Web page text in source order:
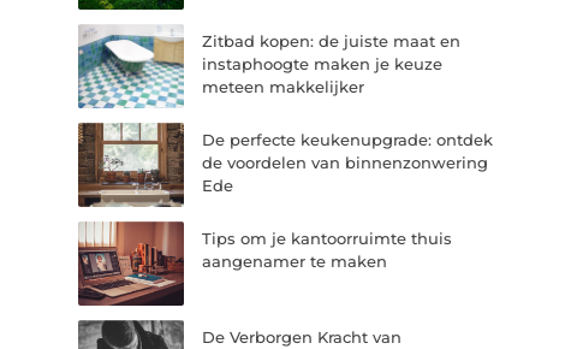
Zitbad kopen: de juiste maat en
instaphoogte maken je keuze
meteen makkelijker
De perfecte keukenupgrade: ontdek
de voordelen van binnenzonwering
Ede
Tips om je kantoorruimte thuis
aangenamer te maken
De Verborgen Kracht van